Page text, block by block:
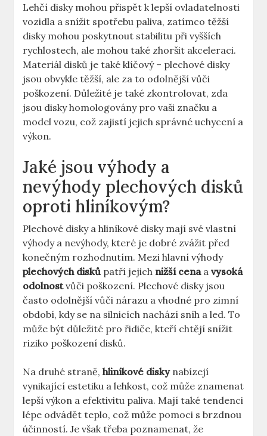
Lehčí ‍disky mohou ​přispět k lepší ovladatelnosti
vozidla ⁣a snížit spotřebu paliva, ⁣zatímco ⁣těžší
disky ⁤mohou poskytnout stabilitu při⁢ vyšších
rychlostech, ale mohou také⁤ zhoršit akceleraci.
Materiál disků ​je také ⁤klíčový – plechové⁣ disky
jsou obvykle těžší, ⁢ale za to odolnější vůči
poškození. Důležité je také zkontrolovat, zda
jsou disky ⁤homologovány pro vaši značku a
model vozu, což zajistí jejich ⁤správné uchycení a
⁤výkon.
Jaké jsou výhody a
nevýhody plechových disků
oproti hliníkovým?
Plechové disky a hliníkové disky mají své vlastní
‍výhody⁣ a nevýhody, které je dobré zvážit před
konečným rozhodnutím. Mezi hlavní výhody
plechových disků patří jejich nižší cenaavysoká
odolnostvůči poškození. Plechové ‍disky jsou
často odolnější vůči nárazu a vhodné pro zimní
období, kdy se na silnicích nachází sníh a‌ led. To
může být důležité pro‍ řidiče, kteří chtějí snížit
riziko poškození disků.
Na druhé straně,hliníkové diskynabízejí
vynikající ⁣estetiku a ‍lehkost, což může znamenat
lepší ⁤výkon a efektivitu‌ paliva. Mají také tendenci
lépe odvádět teplo, což⁢ může pomoci s brzdnou
účinností. Je však třeba poznamenat, že